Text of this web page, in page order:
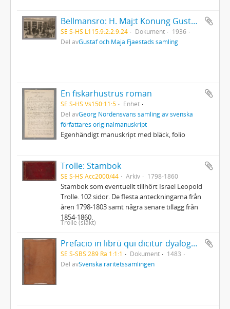
Bellmansro: H. Maj:t Konung Gustav V besökte Värmlandsutställningen den 6 maj 1936
SE S-HS L115:9:2:2:9:24 Dokument
1936
Del avGustaf och Maja Fjaestads samling
En fiskarhustrus roman
SE S-HS Vs150:11:5
Enhet
Del avGeorg Nordensvans samling av svenska
författares originalmanuskript
Egenhändigt manuskript med bläck, folio
Trolle: Stambok
SE S-HS Acc2000/44 Arkiv 1798-1860
Stambok som eventuellt tillhört Israel Leopold
Trolle. 102 sidor. De flesta anteckningarna från
åren 1798-1803 samt några senare tillägg från
1854-1860.
Trolle (släkt)
Prefacio in librū qui dicitur dyalogus creaturar[um] moralizatus omni materie morali iocundo et edificatiuo modo applicabilis. - 1483
SE S-SBS 289 Ra 1:1:1 Dokument
1483
Del avSvenska raritetssamlingen